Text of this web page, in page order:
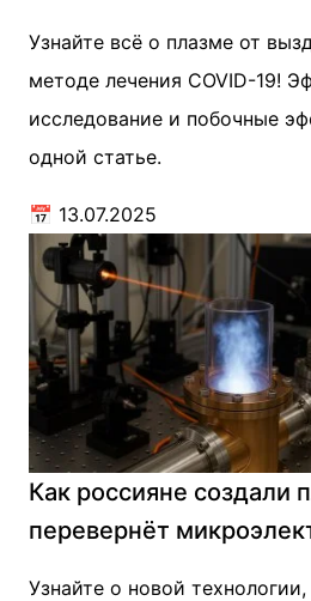
Узнайте всё о плазме от
методе лечения COVID-19!
исследование и побочные
одной статье.
📅 13.07.2025
Как россияне создали
перевернёт
Узнайте о новой